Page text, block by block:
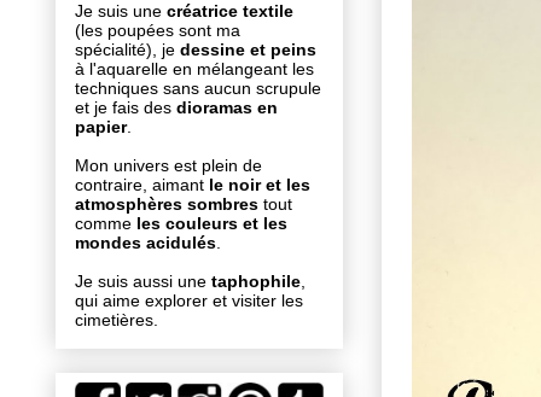
Je suis une créatrice textile
(les poupées sont ma
spécialité), je dessine et peins
à l'aquarelle en mélangeant les
techniques sans aucun scrupule
et je fais des dioramas en
papier.
Mon univers est plein de
contraire, aimant le noir et les
atmosphères sombres tout
comme les couleurs et les
mondes acidulés
Je suis aussi une taphophile
qui aime explorer et visiter les
cimetières.